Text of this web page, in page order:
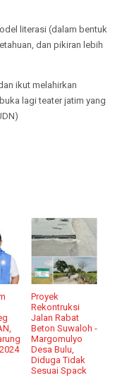
literasi (dalam bentuk
dan pikiran lebih
ikut melahirkan
lagi teater jatim yang
Proyek
Rekontruksi
Jalan Rabat
Beton Suwaloh -
Margomulyo
Desa Bulu,
Diduga Tidak
Sesuai Spack